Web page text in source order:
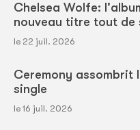
Chelsea Wolfe:
nouveau titre tout de
le 22 juil. 2026
Ceremony assombrit
single
le 16 juil. 2026